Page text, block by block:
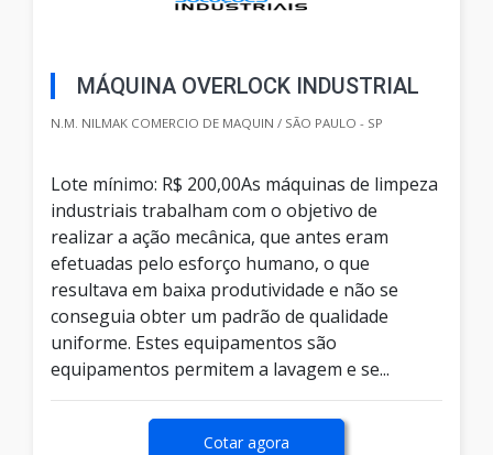
MÁQUINA OVERLOCK INDUSTRIAL
N.M. NILMAK COMERCIO DE MAQUIN / SÃO PAULO - SP
Lote mínimo: R$ 200,00As máquinas de limpeza
industriais trabalham com o objetivo de
realizar a ação mecânica, que antes eram
efetuadas pelo esforço humano, o que
resultava em baixa produtividade e não se
conseguia obter um padrão de qualidade
uniforme. Estes equipamentos são
equipamentos permitem a lavagem e se...
Cotar agora